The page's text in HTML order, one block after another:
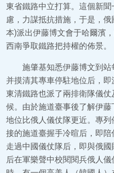
東省鐵路中立打算。這個新
慮，力謀抵抗措施，于是，
本)派出伊藤博文會于哈爾濱
西南爭取鐵路把持權的佈景。
施肇基知悉伊藤博文到站
并摸清其專車停駐地位后，即
東清鐵路也派了兩排衛隊儀
候。由於施道臺事後了解伊
地位比俄人儀仗隊更近。專
接的施道臺握手冷暄后，即陪
走過中國儀仗隊后，即與俄
后在軍樂聲中校閱閱兵俄人